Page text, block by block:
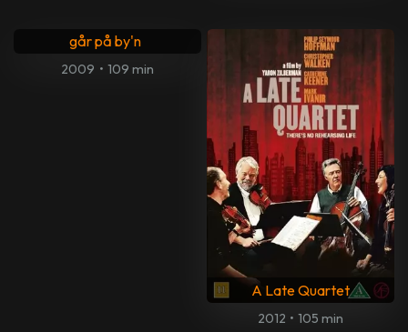
går på by'n
2009 • 109 min
A Late Quartet
2012 • 105 min